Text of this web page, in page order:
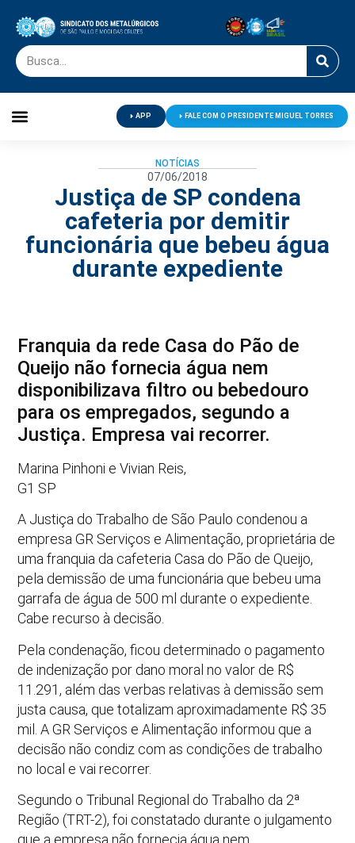
APP FALE COM O PRESIDENTE MIGUEL TORRES
NOTÍCIAS
07/06/2018
Justiça de SP condena
cafeteria por demitir
funcionária que bebeu água
durante expediente
Franquia da rede Casa do Pão de
Queijo não fornecia água nem
disponibilizava filtro ou bebedouro
para os empregados, segundo a
Justiça. Empresa vai recorrer.
Marina Pinhoni e Vivian Reis,
G1 SP
A Justiça do Trabalho de São Paulo condenou a
empresa GR Serviços e Alimentação, proprietária de
uma franquia da cafeteria Casa do Pão de Queijo,
pela demissão de uma funcionária que bebeu uma
garrafa de água de 500 ml durante o expediente.
Cabe recurso à decisão.
Pela condenação, ficou determinado o pagamento
de indenização por dano moral no valor de R$
11.291, além das verbas relativas à demissão sem
justa causa, que totalizam aproximadamente R$ 35
mil. A GR Serviços e Alimentação informou que a
decisão não condiz com as condições de trabalho
no local e vai recorrer.
Segundo o Tribunal Regional do Trabalho da 2ª
Região (TRT-2), foi constatado durante o julgamento
que a empresa não fornecia água nem